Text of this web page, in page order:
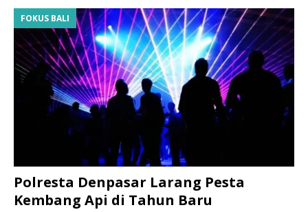
FOKUS BALI
Polresta Denpasar Larang Pesta
Kembang Api di Tahun Baru